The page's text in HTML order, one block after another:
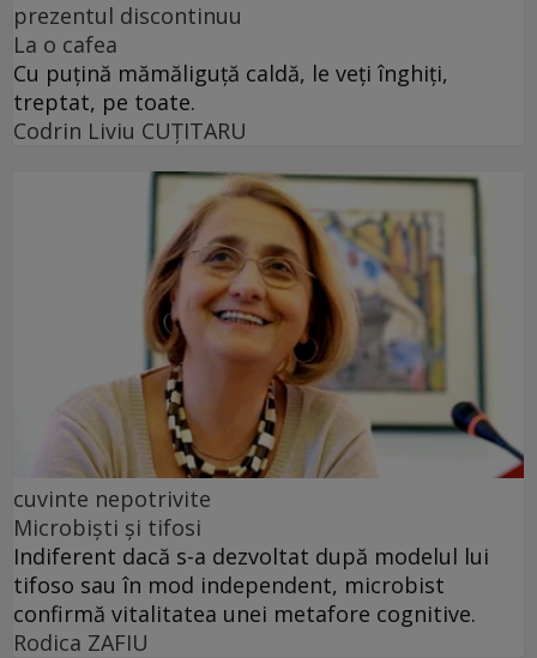
prezentul discontinuu
La o cafea
Cu puţină mămăliguţă caldă, le veţi înghiţi,
treptat, pe toate.
Codrin Liviu CUŢITARU
cuvinte nepotrivite
Microbiști și tifosi
Indiferent dacă s-a dezvoltat după modelul lui
tifoso sau în mod independent, microbist
confirmă vitalitatea unei metafore cognitive.
Rodica ZAFIU